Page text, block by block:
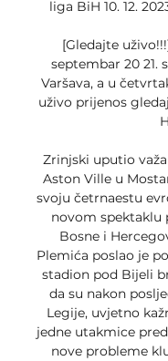
liga BiH 10. 12.
[Gledajte
septembar 20 21.
Varšava, a u
uživo prijenos
Zrinjski uputio
Aston Ville u
svoju četrnaestu
novom
Bosne i
Plemića poslao je
stadion pod Bijeli
da su nakon
Legije, uvjetno
jedne utakmice
nove probleme